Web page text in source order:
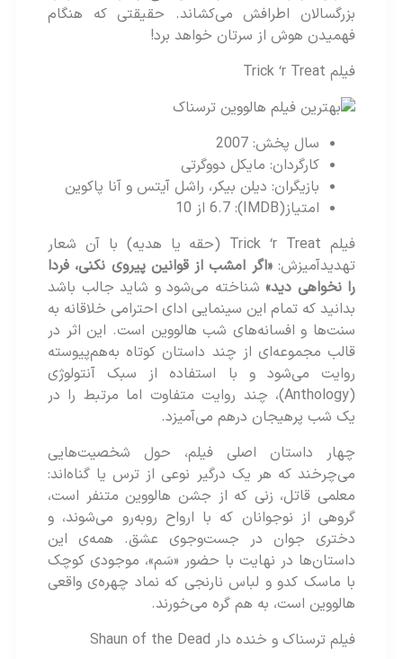
بزرگسالان اطرافش می‌کشاند. حقیقتی که هنگام
فهمیدن هوش از سرتان خواهد برد!
فیلم Trick ‘r Treat
سال پخش: 2007
کارگردان: مایکل دووگرتی
بازیگران: دیلن بیکر، راشل آیتس و آنا پاکوین
امتیاز(IMDB): 6.7 از 10
فیلم Trick ‘r Treat (حقه یا هدیه) با آن شعار
تهدیدآمیزش:«اگر امشب از قوانین پیروی نکنی، فردا
را نخواهی دید» شناخته می‌شود و شاید جالب باشد
بدانید که تمام این سینمایی ادای احترامی خلاقانه به
سنت‌ها و افسانه‌های شب هالووین است. این اثر در
قالب مجموعه‌ای از چند داستان کوتاه به‌هم‌پیوسته
روایت می‌شود و با استفاده از سبک آنتولوژی
(Anthology)، چند روایت متفاوت اما مرتبط را در
یک شب پرهیجان درهم می‌آمیزد.
چهار داستان اصلی فیلم، حول شخصیت‌هایی
می‌چرخند که هر یک درگیر نوعی از ترس یا گناه‌اند:
معلمی قاتل، زنی که از جشن هالووین متنفر است،
گروهی از نوجوانان که با ارواح روبه‌رو می‌شوند، و
دختری جوان در جست‌وجوی عشق. همه‌ی این
داستان‌ها در نهایت با حضور «سَم»، موجودی کوچک
با ماسک کدو و لباس نارنجی که نماد چهره‌ی واقعی
هالووین است، به هم گره می‌خورند.
فیلم ترسناک و خنده دار Shaun of the Dead